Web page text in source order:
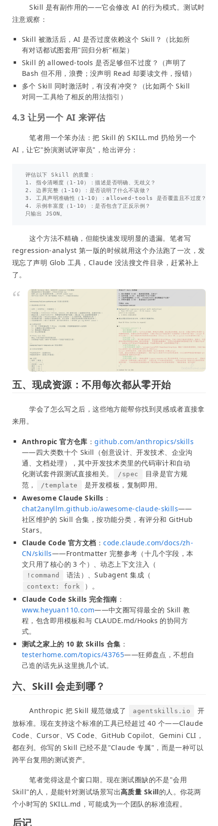
Skill 是有副作用的——它会修改 AI 的行为模式。测试时
注意观察：
Skill 被激活后，AI 是否过度依赖这个 Skill？（比如所
有对话都试图套用"回归分析"框架）
Skill 的 allowed-tools 是否足够但不过度？（声明了
Bash 但不用，浪费；没声明 Read 却要读文件，报错）
多个 Skill 同时激活时，有没有冲突？（比如两个 Skill
对同一工具给了相反的用法指引）
4.3 让另一个 AI 来评估
笔者用一个笨办法：把 Skill 的 SKILL.md 扔给另一个
AI，让它"扮演测试评审员"，给出评分：
评估以下 Skill 的质量：
1. 指令清晰度（1-10）：描述是否明确、无歧义？
2. 边界完整（1-10）：是否说明了什么不该做？
3. 工具声明准确性（1-10）：allowed-tools 是否覆盖且不过度？
4. 示例丰富度（1-10）：是否包含了正反示例？
这个方法不精确，但能快速发现明显的遗漏。笔者写
regression-analyst 第一版的时候就用这个办法跑了一次，发
现忘了声明 Glob 工具，Claude 没法搜文件目录，赶紧补上
了。
五、现成资源：不用每次都从零开始
学会了怎么写之后，这些地方能帮你找到灵感或者直接拿
来用。
Anthropic 官方仓库 ：github.com/anthropics/skills
——四大类数十个 Skill（创意设计、开发技术、企业沟
通、文档处理），其中开发技术类里的代码审计和自动
化测试套件跟测试直接相关。
/spec
目录是官方规
范，
/template
是开发模板，复制即用。
Awesome Claude Skills ：
chat2anyllm.github.io/awesome-claude-skills——
社区维护的 Skill 合集，按功能分类，有评分和 GitHub
Stars。
Claude Code 官方文档 ：code.claude.com/docs/zh-
CN/skills——Frontmatter 完整参考（十几个字段，本
文只用了核心的 3 个）、动态上下文注入（
!command 语法）、Subagent 集成（
context: fork
）。
Claude Code Skills 完全指南 ：
www.heyuan110.com——中文圈写得最全的 Skill 教
程，包含即用模板和与 CLAUDE.md/Hooks 的协同方
式。
测试之家上的 10 款 Skills 合集 ：
testerhome.com/topics/43765——狂师盘点，不想自
己造的话先从这里挑几个试。
六、Skill 会走到哪？
Anthropic 把 Skill 规范做成了 agentskills.io
开
放标准。现在支持这个标准的工具已经超过 40 个——Claude
Code、Cursor、VS Code、GitHub Copilot、Gemini CLI，
都在列。你写的 Skill 已经不是"Claude 专属"，而是一种可以
跨平台复用的测试资产。
笔者觉得这是个窗口期。现在测试圈缺的不是"会用
Skill"的人，是能针对测试场景写出高质量 Skill的人。你花两
个小时写的 SKILL.md，可能成为一个团队的标准流程。
后记